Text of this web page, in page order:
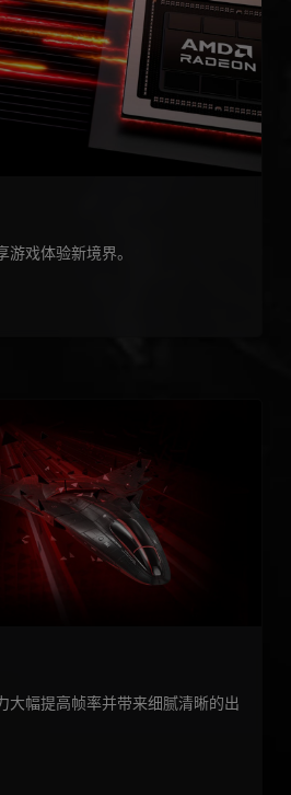
戏体验新境界。
大幅提高帧率并带来细腻清晰的出